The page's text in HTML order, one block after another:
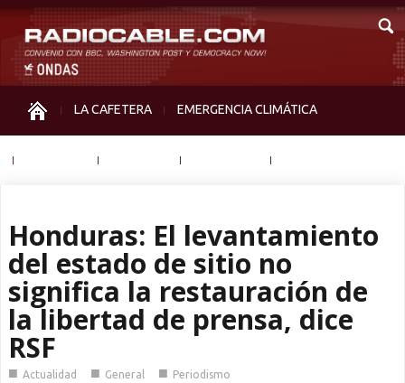
LA CAFETERA EMERGENCIA CLIMÁTICA
Honduras: El levantamiento
del estado de sitio no
significa la restauración de
la libertad de prensa, dice
RSF
■ Actualidad ■ General ■ Periodismo